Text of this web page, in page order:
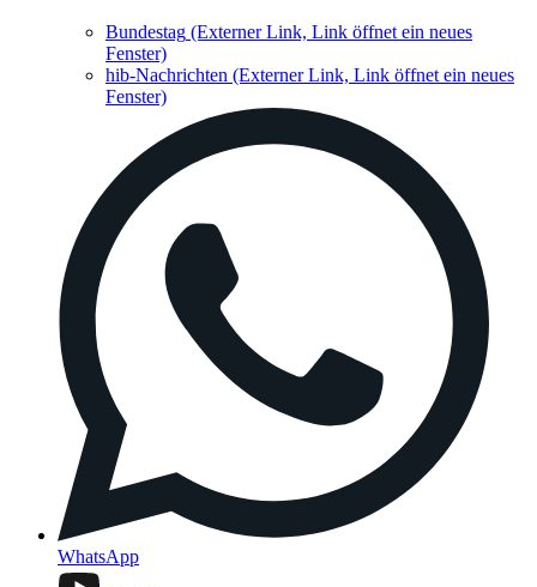
Bundestag (Externer Link, Link öffnet ein neues
Fenster)
hib-Nachrichten (Externer Link, Link öffnet ein neues
Fenster)
WhatsApp